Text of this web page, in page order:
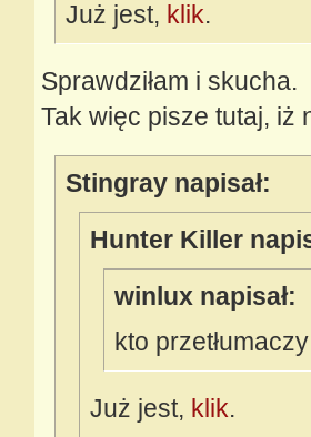
Już jest, klik.
Sprawdziłam i skucha.
Tak więc pisze tutaj, iż
Stingray napisał:
Hunter Killer
winlux napisał:
kto
Już jest, klik.